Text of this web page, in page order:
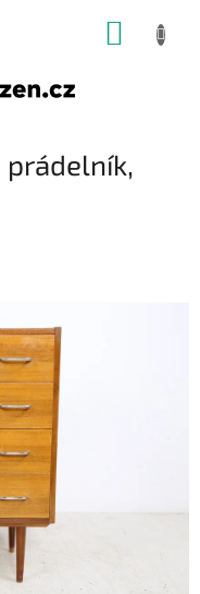
prádelník,